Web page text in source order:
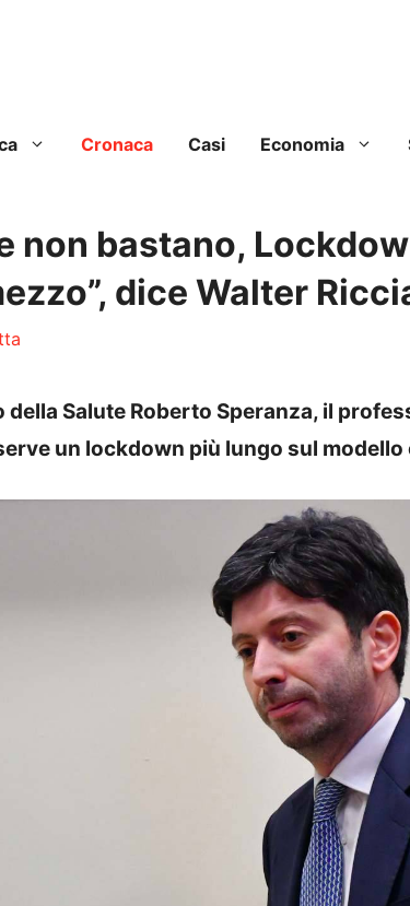
Cronaca Casi Economia
non bastano,
dice Walter
Salute Roberto Speranza, il
un lockdown più lungo sul modello